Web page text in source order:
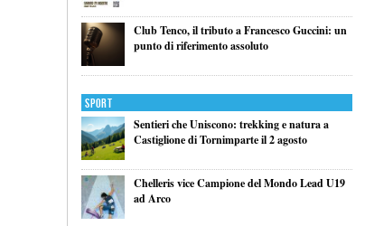
Club Tenco, il tributo a Francesco Guccini: un
punto di riferimento assoluto
Sport
Sentieri che Uniscono: trekking e natura a
Castiglione di Tornimparte il 2 agosto
Chelleris vice Campione del Mondo Lead U19
ad Arco